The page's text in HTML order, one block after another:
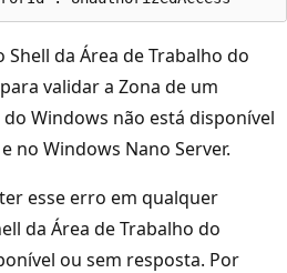
Shell da Área de Trabalho do
validar a Zona de um
Windows não está disponível
no Windows Nano Server.
esse erro em qualquer
da Área de Trabalho do
ou sem resposta. Por